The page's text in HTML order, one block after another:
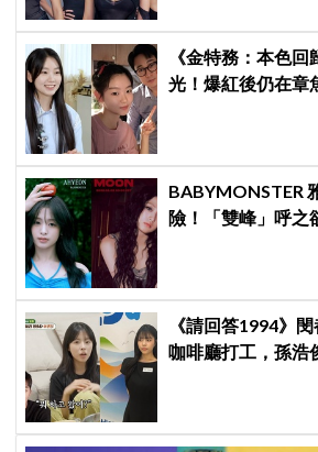
《金特務：本色
光！爆紅後仍在章
BABYMONSTER
險！「雙峰」呼之
《請回答1994》
咖啡廳打工，孫浩